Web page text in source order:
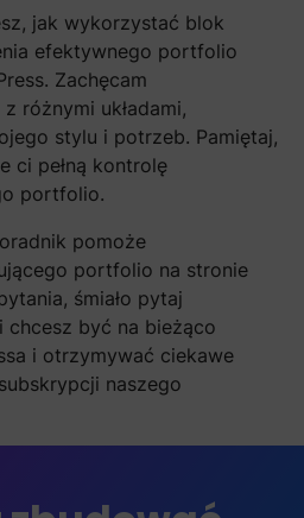
jak wykorzystać blok
efektywnego portfolio
Zachęcam
różnymi układami,
stylu i potrzeb. Pamiętaj,
ci pełną kontrolę
portfolio.
pomoże
portfolio na stronie
śmiało pytaj
chcesz być na bieżąco
i otrzymywać ciekawe
naszego